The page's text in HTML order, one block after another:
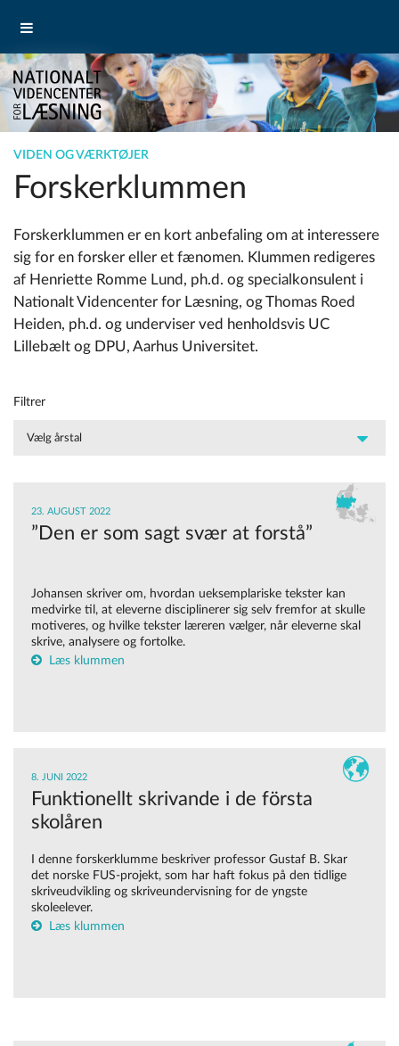
VIDEN OG VÆRKTØJER
Forskerklummen
Forskerklummen er en kort anbefaling om at interessere
sig for en forsker eller et fænomen. Klummen redigeres
af Henriette Romme Lund, ph.d. og specialkonsulent i
Nationalt Videncenter for Læsning, og Thomas Roed
Heiden, ph.d. og underviser ved henholdsvis UC
Lillebælt og DPU, Aarhus Universitet.
Filtrer
23. AUGUST 2022
”Den er som sagt svær at forstå”
Johansen skriver om, hvordan ueksemplariske tekster kan
medvirke til, at eleverne disciplinerer sig selv fremfor at skulle
motiveres, og hvilke tekster læreren vælger, når eleverne skal
skrive, analysere og fortolke.
Læs klummen
8. JUNI 2022
Funktionellt skrivande i de första
skolåren
I denne forskerklumme beskriver professor Gustaf B. Skar
det norske FUS-projekt, som har haft fokus på den tidlige
skriveudvikling og skriveundervisning for de yngste
skoleelever.
Læs klummen